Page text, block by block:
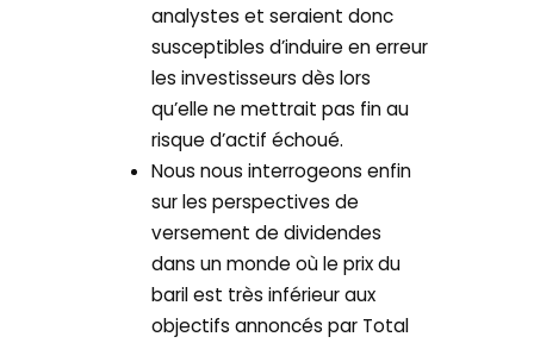
analystes et seraient donc
susceptibles d’induire en erreur
les investisseurs dès lors
qu’elle ne mettrait pas fin au
risque d’actif échoué.
Nous nous interrogeons enfin
sur les perspectives de
versement de dividendes
dans un monde où le prix du
baril est très inférieur aux
objectifs annoncés par Total